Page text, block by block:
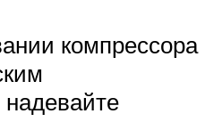
компрессора